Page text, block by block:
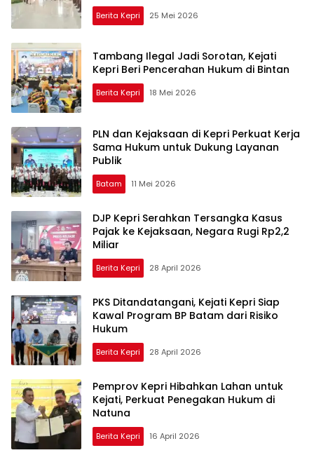
Berita Kepri 25 Mei 2026
Tambang Ilegal Jadi Sorotan, Kejati
Kepri Beri Pencerahan Hukum di Bintan
Berita Kepri 18 Mei 2026
PLN dan Kejaksaan di Kepri Perkuat Kerja
Sama Hukum untuk Dukung Layanan
Publik
Batam 11 Mei 2026
DJP Kepri Serahkan Tersangka Kasus
Pajak ke Kejaksaan, Negara Rugi Rp2,2
Miliar
Berita Kepri 28 April 2026
PKS Ditandatangani, Kejati Kepri Siap
Kawal Program BP Batam dari Risiko
Hukum
Berita Kepri 28 April 2026
Pemprov Kepri Hibahkan Lahan untuk
Kejati, Perkuat Penegakan Hukum di
Natuna
Berita Kepri 16 April 2026